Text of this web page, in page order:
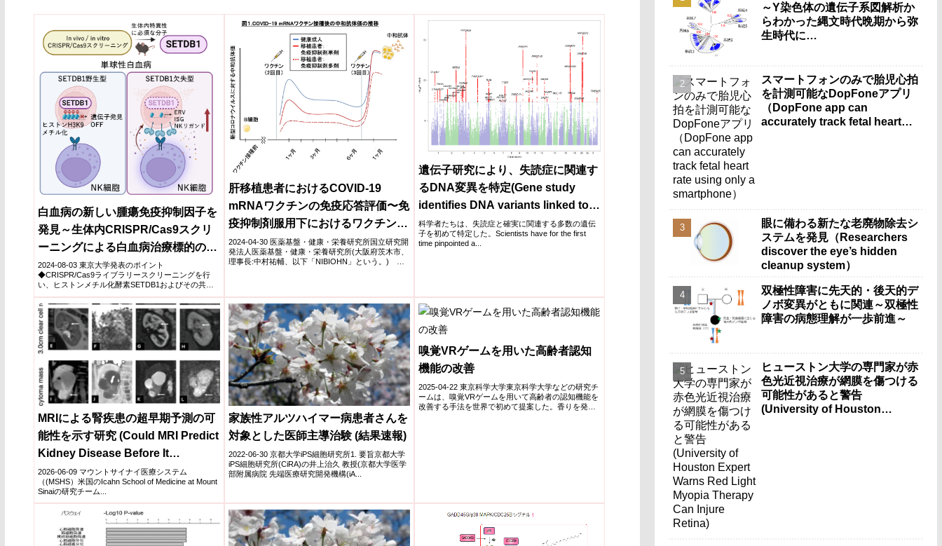
白血病の新しい腫瘍免疫抑制因子を
発見～生体内CRISPR/Cas9スクリ
ーニングによる白血病治療標的の同
定～
2024-08-03 東京大学発表のポイント
◆CRISPR/Cas9ライブラリースクリーニングを行
い、ヒストンメチル化酵素SETDB1およびその共因
肝移植患者におけるCOVID-19
mRNAワクチンの免疫応答評価〜免
疫抑制剤服用下におけるワクチン追
加接種の重要性〜
2024-04-30 医薬基盤・健康・栄養研究所国立研究開
発法人医薬基盤・健康・栄養研究所(大阪府茨木市、
理事長:中村祐輔、以下「NIBIOHN」という。)
遺伝子研究により、失読症に関連す
るDNA変異を特定(Gene study
identifies DNA variants linked to
dyslexia)
科学者たちは、失読症と確実に関連する多数の遺伝
子を初めて特定した。Scientists have for the first
time pinpointed a...
MRIによる腎疾患の超早期予測の可
能性を示す研究 (Could MRI Predict
Kidney Disease Before It
Develops? Award-Winning Study
Suggests New Possibilities)
2026-06-09 マウントサイナイ医療システム
（(MSHS）米国のIcahn School of Medicine at Mount
Sinaiの研究チーム...
家族性アルツハイマー病患者さんを
対象とした医師主導治験 (結果速報)
2022-06-30 京都大学iPS細胞研究所1. 要旨京都大学
iPS細胞研究所(CiRA)の井上治久 教授(京都大学医学
部附属病院 先端医療研究開発機構(iA...
嗅覚VRゲームを用いた高齢者認知
機能の改善
2025-04-22 東京科学大学東京科学大学などの研究チ
ームは、嗅覚VRゲームを用いて高齢者の認知機能を
改善する手法を世界で初めて提案した。香りを発生
～Y染色体の遺伝子系図解析か
らわかった縄文時代晩期から弥
生時代に…
スマートフォンのみで胎児心拍
を計測可能なDopFoneアプリ
（DopFone app can
accurately track fetal heart
眼に備わる新たな老廃物除去シ
ステムを発見（Researchers
discover the eye’s hidden
cleanup system）
双極性障害に先天的・後天的デ
ノボ変異がともに関連～双極性
障害の病態理解が一歩前進～
ヒューストン大学の専門家が赤
色光近視治療が網膜を傷つける
可能性があると警告
(University of Houston